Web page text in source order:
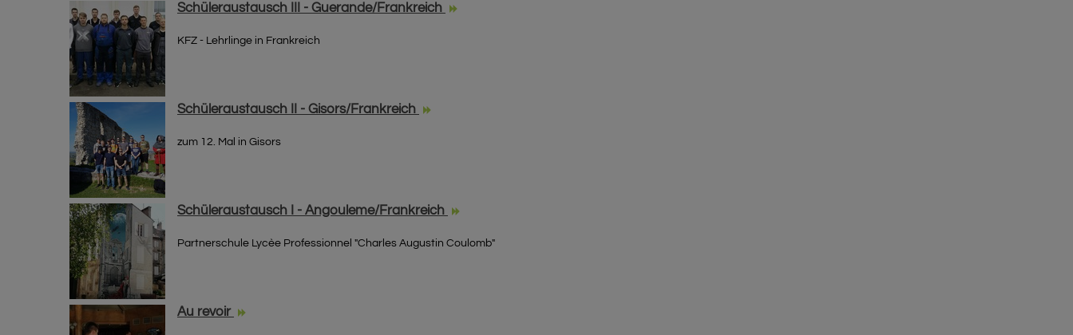
Schüleraustausch III - Guerande/Frankreich
KFZ - Lehrlinge in Frankreich
Schüleraustausch II - Gisors/Frankreich
zum 12. Mal in Gisors
Schüleraustausch I - Angouleme/Frankreich
Partnerschule Lycèe Professionnel "Charles Augustin Coulomb"
Au revoir